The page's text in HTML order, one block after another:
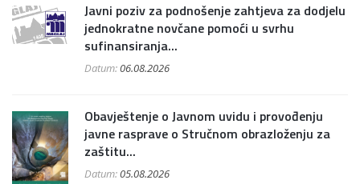
Javni poziv za podnošenje zahtjeva za dodjelu
jednokratne novčane pomoći u svrhu
sufinansiranja...
Datum:06.08.2026
Obavještenje o Javnom uvidu i provođenju
javne rasprave o Stručnom obrazloženju za
zaštitu...
Datum:05.08.2026